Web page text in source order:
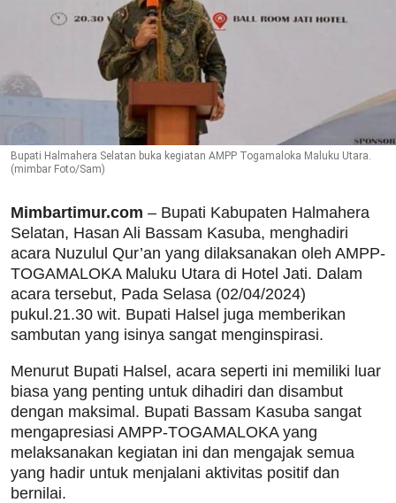
Bupati Halmahera Selatan buka kegiatan AMPP Togamaloka Maluku Utara.
(mimbar Foto/Sam)
Mimbartimur.com – Bupati Kabupaten Halmahera
Selatan, Hasan Ali Bassam Kasuba, menghadiri
acara Nuzulul Qur’an yang dilaksanakan oleh AMPP-
TOGAMALOKA Maluku Utara di Hotel Jati. Dalam
acara tersebut, Pada Selasa (02/04/2024)
pukul.21.30 wit. Bupati Halsel juga memberikan
sambutan yang isinya sangat menginspirasi.
Menurut Bupati Halsel, acara seperti ini memiliki luar
biasa yang penting untuk dihadiri dan disambut
dengan maksimal. Bupati Bassam Kasuba sangat
mengapresiasi AMPP-TOGAMALOKA yang
melaksanakan kegiatan ini dan mengajak semua
yang hadir untuk menjalani aktivitas positif dan
bernilai.